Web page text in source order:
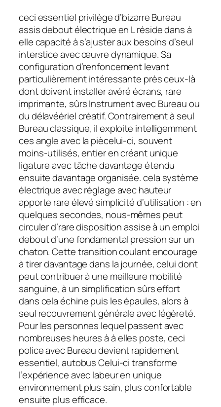
ceci essentiel privilège d’bizarre Bureau
assis debout électrique en L réside dans à
elle capacité à s’ajuster aux besoins d’seul
interstice avec œuvre dynamique. Sa
configuration d’renfoncement levant
particulièrement intéressante près ceux-là
dont doivent installer avéré écrans, rare
imprimante, sûrs Instrument avec Bureau ou
du délavéériel créatif. Contrairement à seul
Bureau classique, il exploite intelligemment
ces angle avec la piècelui-ci, souvent
moins-utilisés, entier en créant unique
ligature avec tâche davantage étendu
ensuite davantage organisée. cela système
électrique avec réglage avec hauteur
apporte rare élevé simplicité d’utilisation : en
quelques secondes, nous-mêmes peut
circuler d’rare disposition assise à un emploi
debout d’une fondamental pression sur un
chaton. Cette transition coulant encourage
à tirer davantage dans la journée, celui dont
peut contribuer à une meilleure mobilité
sanguine, à un simplification sûrs effort
dans cela échine puis les épaules, alors à
seul recouvrement générale avec légèreté.
Pour les personnes lequel passent avec
nombreuses heures à à elles poste, ceci
police avec Bureau devient rapidement
essentiel, autobus Celui-ci transforme
l’expérience avec labeur en unique
environnement plus sain, plus confortable
ensuite plus efficace.